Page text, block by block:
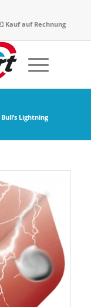
Kauf auf Rechnung
Bull’s Lightning